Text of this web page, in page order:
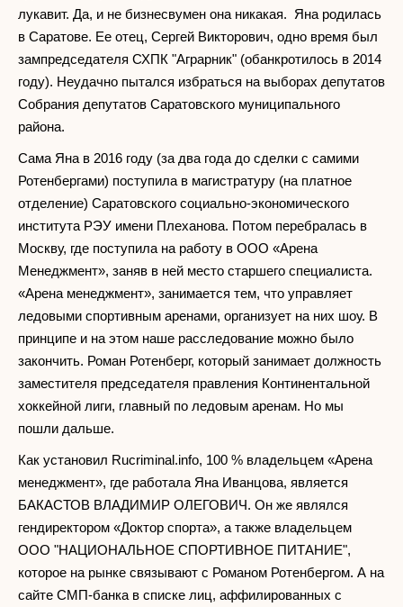
лукавит. Да, и не бизнесвумен она никакая. Яна родилась
в Саратове. Ее отец, Сергей Викторович, одно время был
зампредседателя СХПК "Аграрник" (обанкротилось в 2014
году). Неудачно пытался избраться на выборах депутатов
Собрания депутатов Саратовского муниципального
района.
Сама Яна в 2016 году (за два года до сделки с самими
Ротенбергами) поступила в магистратуру (на платное
отделение) Саратовского социально-экономического
института РЭУ имени Плеханова. Потом перебралась в
Москву, где поступила на работу в ООО «Арена
Менеджмент», заняв в ней место старшего специалиста.
«Арена менеджмент», занимается тем, что управляет
ледовыми спортивным аренами, организует на них шоу. В
принципе и на этом наше расследование можно было
закончить. Роман Ротенберг, который занимает должность
заместителя председателя правления Континентальной
хоккейной лиги, главный по ледовым аренам. Но мы
пошли дальше.
Как установил Rucriminal.info, 100 % владельцем «Арена
менеджмент», где работала Яна Иванцова, является
БАКАСТОВ ВЛАДИМИР ОЛЕГОВИЧ. Он же являлся
гендиректором «Доктор спорта», а также владельцем
ООО "НАЦИОНАЛЬНОЕ СПОРТИВНОЕ ПИТАНИЕ",
которое на рынке связывают с Романом Ротенбергом. А на
сайте СМП-банка в списке лиц, аффилированных с